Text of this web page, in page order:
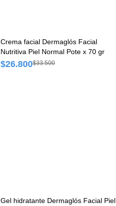
Crema facial Dermaglós Facial
Nutritiva Piel Normal Pote x 70 gr
$26.800$33.500
Gel hidratante Dermaglós Facial Piel